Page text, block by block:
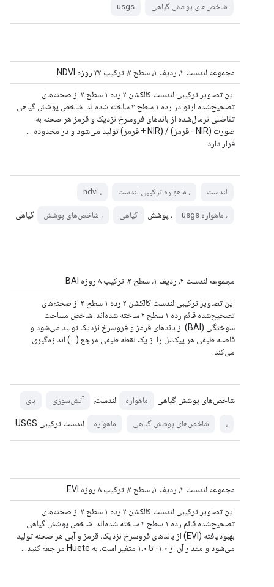
شاخص‌های پوشش گیاهی usgs
مجموعه لندست ۲، ردیف ۱، سطح ۲، ترکیب ۳۲ روزه NDVI
این تصاویر ترکیبی لندست کالکشن ۲ رده ۱ سطح ۲ از صحنه‌های
تصحیح‌شده ارتو در رده ۱ سطح ۲ ساخته شده‌اند. شاخص پوشش گیاهی
تفاضلی نرمال‌شده از باندهای فروسرخ نزدیک و قرمز هر صحنه به
صورت (NIR - قرمز) / (NIR + قرمز) تولید می‌شود و در محدوده ...
قرار دارد.
لندست ، ماهواره ترکیبی لندست ، ndvi
، ماهواره usgs ، پوشش گیاهی ، شاخص‌های پوشش گیاهی
مجموعه لندست ۲، ردیف ۱، سطح ۲، ترکیب ۸ روزه BAI
این تصاویر ترکیبی لندست کالکشن ۲ رده ۱ سطح ۲ از صحنه‌های
تصحیح‌شده قائم رده ۱ سطح ۲ ساخته شده‌اند. شاخص مساحت
سوختگی (BAI) از باندهای قرمز و فروسرخ نزدیک تولید می‌شود و
فاصله طیفی هر پیکسل را از یک نقطه طیفی مرجع (...) اندازه‌گیری
می‌کند.
شاخص‌های پوشش گیاهی ماهواره لندست، آتش‌سوزی بای
، شاخص‌های پوشش گیاهی ماهواره لندست ترکیبی USGS
مجموعه لندست ۲، ردیف ۱، سطح ۲، ترکیب ۸ روزه EVI
این تصاویر ترکیبی لندست کالکشن ۲ رده ۱ سطح ۲ از صحنه‌های
تصحیح‌شده قائم رده ۱ سطح ۲ ساخته شده‌اند. شاخص پوشش گیاهی
بهبودیافته (EVI) از باندهای فروسرخ نزدیک، قرمز و آبی هر صحنه تولید
می‌شود و مقدار آن از ۱.۰- تا ۱.۰ متغیر است. به Huete مراجعه کنید…